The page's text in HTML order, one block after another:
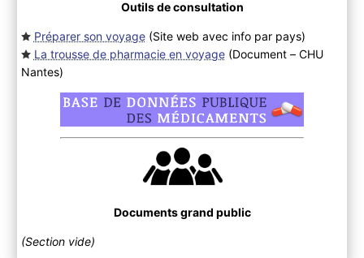
Outils de consultation
Préparer son voyage(Site web avec info par pays)
La trousse de pharmacie en voyage(Document – CHU
Nantes)
Documents grand public
(Section vide)